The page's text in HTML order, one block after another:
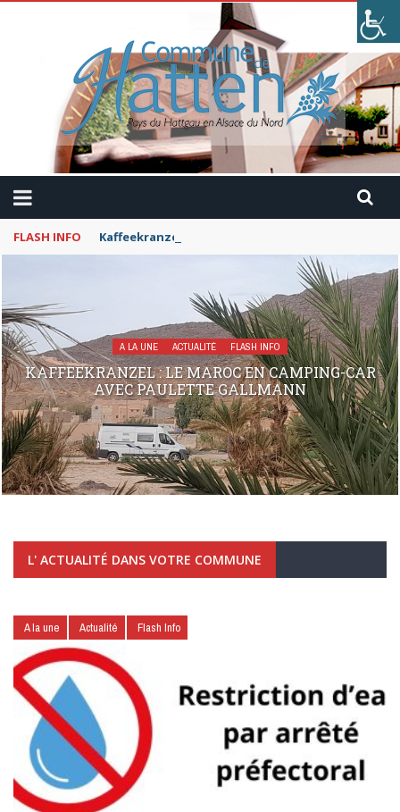
FLASH INFO Kaffeekranzel : Le Maroc en camping-car avec
A LA UNE ACTUALITÉ FLASH INFO
KAFFEEKRANZEL : LE MAROC EN CAMPING-CAR
AVEC PAULETTE GALLMANN
L' ACTUALITÉ DANS VOTRE COMMUNE
A la une Actualité Flash Info